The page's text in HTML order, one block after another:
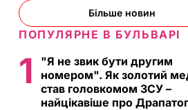
Більше новин
ПОПУЛЯРНЕ В БУЛЬВАРІ
1
"Я не звик бути другим
номером". Як золотий
став головкомом ЗСУ –
найцікавіше про